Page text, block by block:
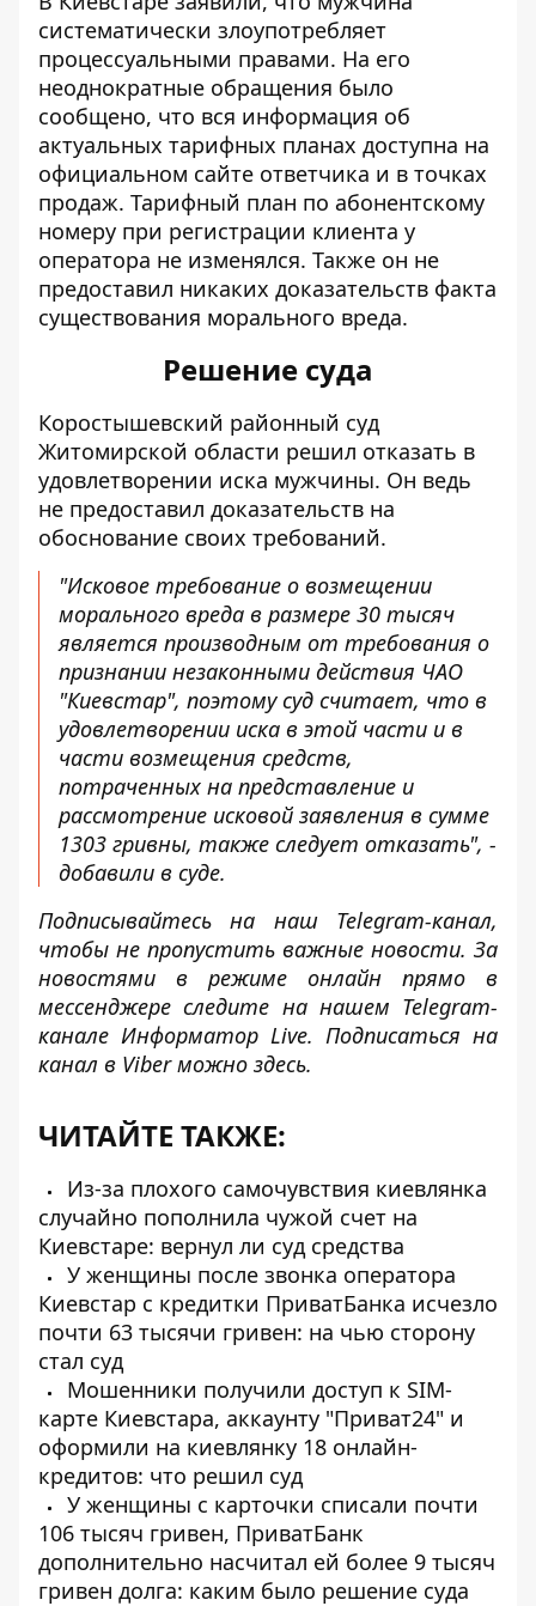
систематически злоупотребляет
процессуальными правами. На его
неоднократные обращения было
сообщено, что вся информация об
актуальных тарифных планах доступна на
официальном сайте ответчика и в точках
продаж. Тарифный план по абонентскому
номеру при регистрации клиента у
оператора не изменялся. Также он не
предоставил никаких доказательств факта
существования морального вреда.
Решение суда
Коростышевский районный суд
Житомирской области решил отказать в
удовлетворении иска мужчины. Он ведь
не предоставил доказательств на
обоснование своих требований.
"Исковое требование о возмещении
морального вреда в размере 30 тысяч
является производным от требования о
признании незаконными действия ЧАО
"Киевстар", поэтому суд считает, что в
удовлетворении иска в этой части и в
части возмещения средств,
потраченных на представление и
рассмотрение исковой заявления в сумме
1303 гривны, также следует отказать", -
добавили в суде.
Подписывайтесь на наш Telegram-канал,
чтобы не пропустить важные новости. За
новостями в режиме онлайн прямо в
мессенджере следите на нашем Telegram-
канале Информатор Live. Подписаться на
канал в Viber можно здесь.
ЧИТАЙТЕ ТАКЖЕ:
Из-за плохого самочувствия киевлянка
случайно пополнила чужой счет на
Киевстаре: вернул ли суд средства
У женщины после звонка оператора
Киевстар с кредитки ПриватБанка исчезло
почти 63 тысячи гривен: на чью сторону
стал суд
Мошенники получили доступ к SIM-
карте Киевстара, аккаунту "Приват24" и
оформили на киевлянку 18 онлайн-
кредитов: что решил суд
У женщины с карточки списали почти
106 тысяч гривен, ПриватБанк
дополнительно насчитал ей более 9 тысяч
гривен долга: каким было решение суда